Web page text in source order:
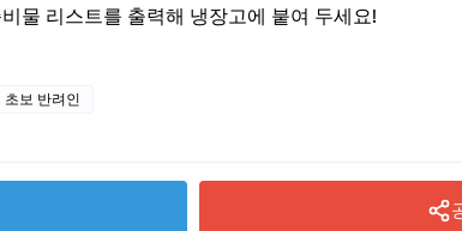
물 리스트를 출력해 냉장고에 붙여 두세요!
초보 반려인